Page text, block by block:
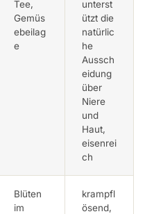
Tee,
Gemüs
ebeilag
e
unterst
ützt die
natürlic
he
Aussch
eidung
über
Niere
und
Haut,
eisenrei
ch
Blüten
im
krampfl
ösend,